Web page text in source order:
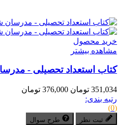
خرید محصول
مشاهده بیشتر
کتاب استعداد تحصیلی -
351,034 تومان
376,000 تومان
رتبه بندی:
(0)
ثبت نظر طرح سوال